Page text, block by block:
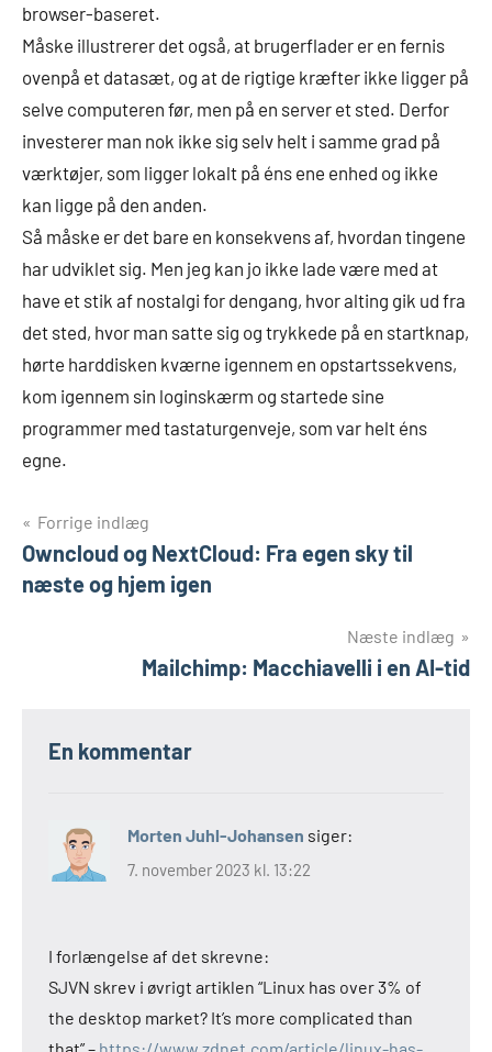
browser-baseret.
Måske illustrerer det også, at brugerflader er en fernis
ovenpå et datasæt, og at de rigtige kræfter ikke ligger på
selve computeren før, men på en server et sted. Derfor
investerer man nok ikke sig selv helt i samme grad på
værktøjer, som ligger lokalt på éns ene enhed og ikke
kan ligge på den anden.
Så måske er det bare en konsekvens af, hvordan tingene
har udviklet sig. Men jeg kan jo ikke lade være med at
have et stik af nostalgi for dengang, hvor alting gik ud fra
det sted, hvor man satte sig og trykkede på en startknap,
hørte harddisken kværne igennem en opstartssekvens,
kom igennem sin loginskærm og startede sine
programmer med tastaturgenveje, som var helt éns
egne.
Indlægsnavigation
Forrige indlæg
Owncloud og NextCloud: Fra egen sky til
næste og hjem igen
Næste indlæg
Mailchimp: Macchiavelli i en AI-tid
En kommentar
Morten Juhl-Johansen siger:
7. november 2023 kl. 13:22
I forlængelse af det skrevne:
SJVN skrev i øvrigt artiklen “Linux has over 3% of
the desktop market? It’s more complicated than